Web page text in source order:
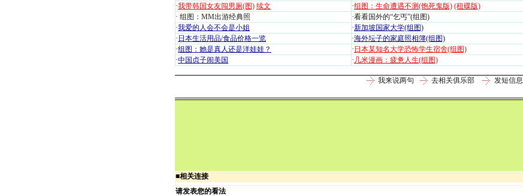
·我带韩国女友闯男厕(图) 续文 ·组图：生命遭遇不测(饱死鬼版) (租碟版)
· 组图：MM出游经典照 ·看看国外的“乞丐”(组图)
·我爱的人会不会是小姐 ·新加坡国家大学(组图)
· 日本生活用品/食品价格一览 ·海外坛子的家庭照相簿(组图)
·组图：她是真人还是洋娃娃？ · 日本某知名大学恐怖学生宿舍(组图)
·中国贞子闹美国 · 几米漫画：疲惫人生(组图)
我来说两句 去相关俱乐部 发短信息
■相关连接
请发表您的看法